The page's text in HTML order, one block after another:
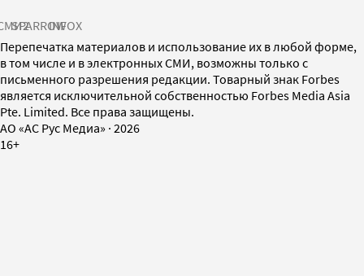
SPARROWINFOX
Перепечатка материалов и использование их в любой форме,
в том числе и в электронных СМИ, возможны только с
письменного разрешения редакции. Товарный знак Forbes
является исключительной собственностью Forbes Media Asia
Pte. Limited. Все права защищены.
AO «АС Рус Медиа» · 2026
16+